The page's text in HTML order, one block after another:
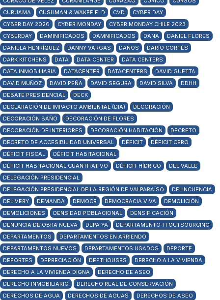
CURUAMA
CUSHMAN & WAKEFIELD CVD
CYBER DAY
CYBER DAY 2026
CYBER MONDAY
CYBER MONDAY CHILE 2023
CYBERDAY
DAMINIFICADOS DAMNIFICADOS DANA
DANIEL FLORES
DANIELA HENRÍQUEZ
DANNY VARGAS DAÑOS
DARÍO CORTÉS
DARK KITCHENS
DATA DATA CENTER
DATA CENTERS
DATA INMOBILIARIA
DATACENTER DATACENTERS
DAVID GUETTA
DAVID MUÑOZ
DAVID PEÑA DAVID SEGURA DAVID SILVA
DDHH
DEBATE PRESIDENCIAL
DECK
DECLARACIÓN DE IMPACTO AMBIENTAL (DIA)
DECORACIÓN
DECORACIÓN BAÑO
DECORACIÓN DE FLORES
DECORACIÓN DE INTERIORES
DECORACIÓN HABITACIÓN
DECRETO
DECRETO DE ACCESIBILIDAD UNIVERSAL
DÉFICIT
DÉFICIT CERO
DÉFICIT FISCAL
DÉFICIT HABITACIONAL
DÉFICIT HABITACIONAL CUANTITATIVO
DÉFICIT HÍDRICO
DEL VALLE
DELEGACIÓN PRESIDENCIAL
DELEGACIÓN PRESIDENCIAL DE LA REGIÓN DE VALPARAÍSO
DELINCUENCIA
DELIVERY
DEMANDA DEMOCR DEMOCRACIA VIVA
DEMOLICIÓN
DEMOLICIONES
DENSIDAD POBLACIONAL
DENSIFICACIÓN
DENUNCIA DE OBRA NUEVA
DEPA YA
DEPARTAMENTO TI OUTSOURCING
DEPARTAMENTOS
DEPARTAMENTOS EN ARRIENDO
DEPARTAMENTOS NUEVOS
DEPARTAMENTOS USADOS
DEPORTE
DEPORTES
DEPRECIACIÓN DEPTHOUSES
DERECHO A LA VIVIENDA
DERECHO A LA VIVIENDA DIGNA
DERECHO DE ASEO
DERECHO INMOBILIARIO
DERECHO REAL DE CONSERVACIÓN
DERECHOS DE AGUA
DERECHOS DE AGUAS
DERECHOS DE ASEO